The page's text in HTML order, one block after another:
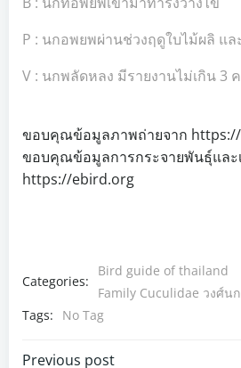
P : นกอพยพผ่านช่วงฤดูใบไม้ผลิ แล
V : นกพลัดหลง มีรายงานไม่เกิน 3
ขอบคุณข้อมูลภาพถ่ายจาก
ขอบคุณข้อมูลการกระจายพันธุ์และ
https://ebird.org
Categories:
Bird guide of thailand
Family Cuculidae วงศ์น
Tags:
No Tag
Previous post